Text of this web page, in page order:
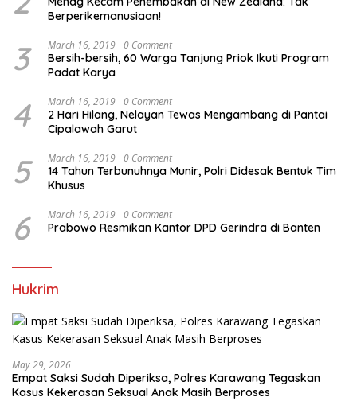
Berperikemanusiaan!
3 March 16, 2019 0 Comment
Bersih-bersih, 60 Warga Tanjung Priok Ikuti Program
Padat Karya
4 March 16, 2019 0 Comment
2 Hari Hilang, Nelayan Tewas Mengambang di Pantai
Cipalawah Garut
5 March 16, 2019 0 Comment
14 Tahun Terbunuhnya Munir, Polri Didesak Bentuk Tim
Khusus
6 March 16, 2019 0 Comment
Prabowo Resmikan Kantor DPD Gerindra di Banten
Hukrim
May 29, 2026
Empat Saksi Sudah Diperiksa, Polres Karawang Tegaskan
Kasus Kekerasan Seksual Anak Masih Berproses